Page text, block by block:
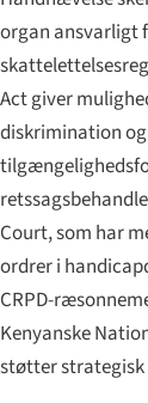
organ ansvarligt
Act giver
diskrimination
Court, som har
ordrer i
CRPD-
Kenyanske
støtter